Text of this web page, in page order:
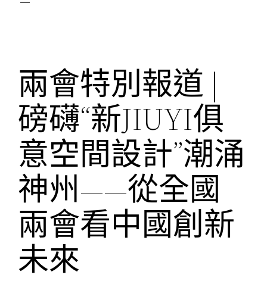
兩會特別報道 |
磅礴“新JIUYI俱
意空間設計”潮涌
神州——從全國
兩會看中國創新
未來